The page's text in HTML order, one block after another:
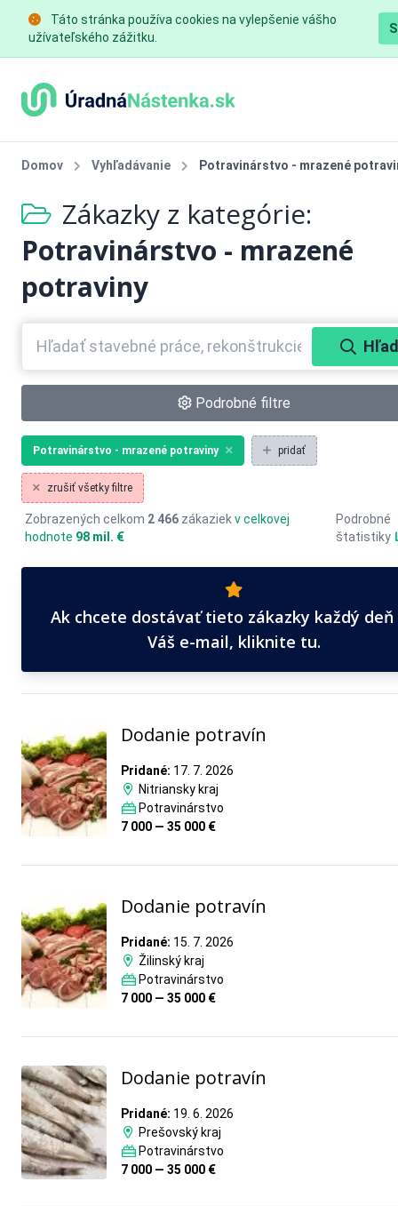
Táto stránka používa cookies na vylepšenie vášho
užívateľského zážitku.
Domov Vyhľadávanie Potravinárstvo - mrazené
Zákazky z kategórie:
Potravinárstvo - mrazené
potraviny
Podrobné filtre
Potravinárstvo - mrazené potraviny pridať
zrušiť všetky filtre
Zobrazených celkom 2 466 zákaziekv celkovej
hodnote 98 mil. €
Podrobné
štatistiky
Ak chcete dostávať tieto zákazky každý deň
Váš e-mail, kliknite tu.
Dodanie potravín
Pridané: 17. 7. 2026
Nitriansky kraj
Potravinárstvo
7 000 — 35 000 €
Dodanie potravín
Pridané: 15. 7. 2026
Žilinský kraj
Potravinárstvo
7 000 — 35 000 €
Dodanie potravín
Pridané: 19. 6. 2026
Prešovský kraj
Potravinárstvo
7 000 — 35 000 €